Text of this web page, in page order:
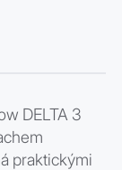
DELTA 3
praktickými